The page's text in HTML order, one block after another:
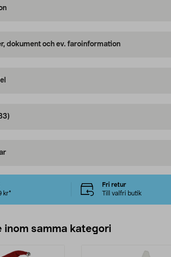
dokument och ev. faroinformation
kr*
Fri retur
Till valfri butik
inom samma kategori